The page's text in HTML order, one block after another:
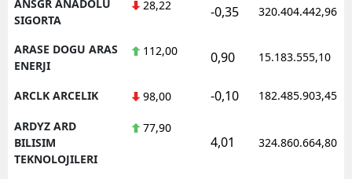
ANSGR ANADOLU
SIGORTA
28,22 -0,35 320.404.442,96
ARASE DOGU ARAS
ENERJI
112,00 0,90 15.183.555,10
ARCLK ARCELIK 98,00 -0,10 182.485.903,45
ARDYZ ARD
BILISIM
TEKNOLOJILERI
77,90
4,01 324.860.664,80